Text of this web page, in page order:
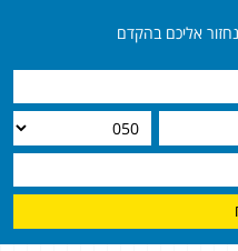
אליכם בהקדם